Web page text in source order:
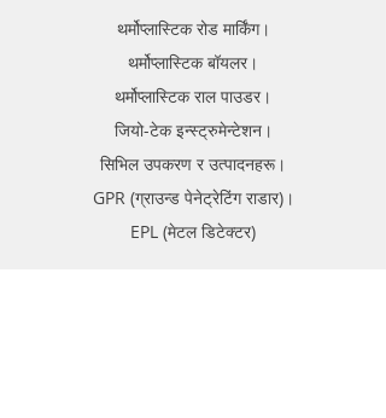
थर्मोप्लास्टिक रोड मार्किंग।
थर्मोप्लास्टिक बॉयलर।
थर्मोप्लास्टिक राल पाउडर।
जियो-टेक इन्स्ट्रुमेन्टेशन।
सिभिल उपकरण र उत्पादनहरू।
GPR (ग्राउन्ड पेनेट्रेटिंग राडार)।
EPL (मेटल डिटेक्टर)